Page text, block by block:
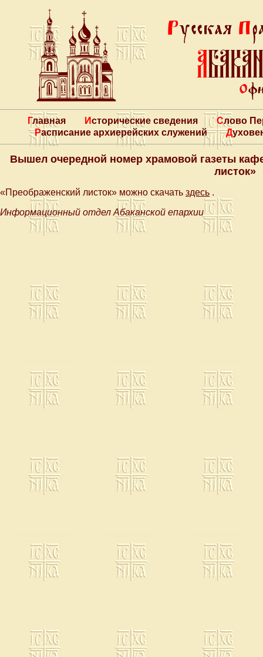
Главная Исторические сведения
Слово
Расписание архиерейских служений
Вышел очередной номер храмовой газеты
листок»
«Преображенский листок» можно скачать здесь .
Информационный отдел Абаканской епархии